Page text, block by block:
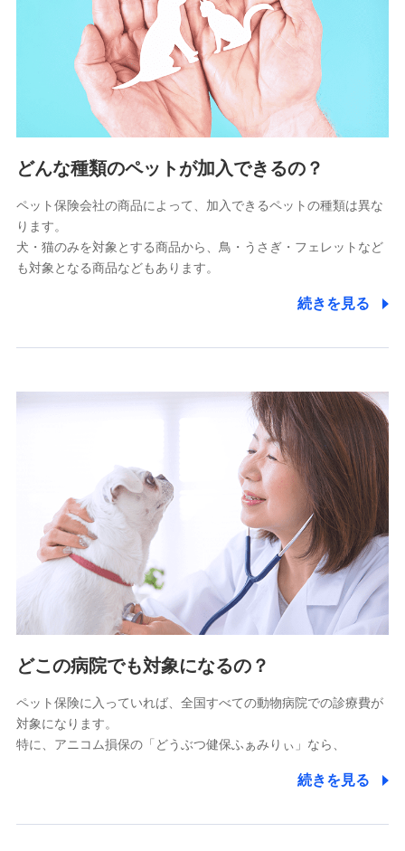
供し、金融商品等の契約を勧奨するため
アンケートやキャンペーン等の実施のため
上記に係る連絡・手続き・管理等付帯業務を行うため
5.通話録音にて取得する情報
電話対応の品質向上およびお問合せ内容の正確な把握のため
6.採用応募者の個人情報
7.社員（従業者）の個人情報
人事･勤怠･健康・労務等の管理、給与支給、福利厚生・採用
退職関連処理等の各種手続きのため、当社と従業員または従
のため
各種お問い合わせに対応するため
10.受託業務の 個人情報
受託業務の遂行およびこれらに準ずる業務の遂行のため
11.マイカー通勤管理クラウド並びに法人向けASPサー
ビスに関してのお問い合わせ情報
各種お問い合わせに対応するため
をお送りするため
アンケートの送付のため
分析するため
当社の対応品質向上やお問い合わせ内容の正確な把握のため
個人情報保護管理者の職名、連絡先
株式会社ドコモ・インシュアランス 営業部長
どんな種類のペットが加入できるの？
ペット保険会社の商品によって、加入できるペットの種類は異な
ります。
犬・猫のみを対象とする商品から、鳥・うさぎ・フェレットなど
も対象となる商品などもあります。
続きを見る
どこの病院でも対象になるの？
ペット保険に入っていれば、全国すべての動物病院での診療費が
対象になります。
特に、アニコム損保の「どうぶつ健保ふぁみりぃ」なら、
続きを見る